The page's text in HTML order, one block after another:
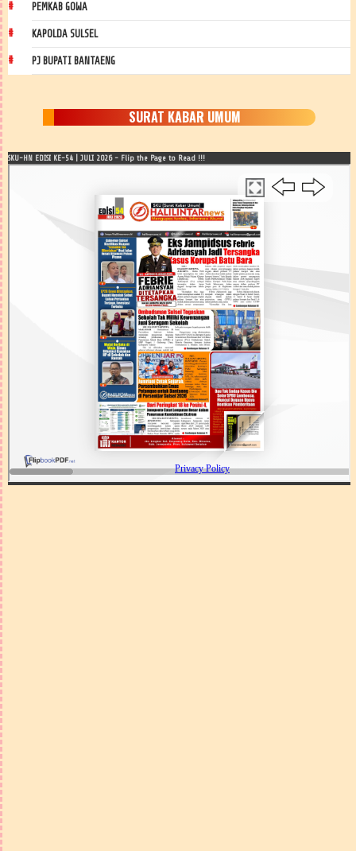
PEMKAB GOWA
KAPOLDA SULSEL
PJ BUPATI BANTAENG
SURAT KABAR UMUM
SKU-HN EDISI KE-54 | JULI 2026 - Flip the Page to Read !!!